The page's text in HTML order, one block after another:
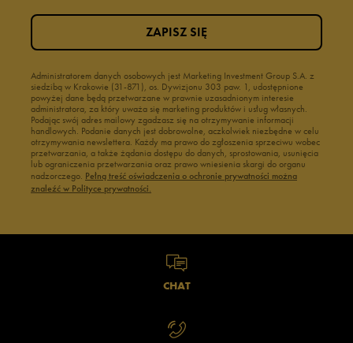
Administratorem danych osobowych jest Marketing Investment Group S.A. z
siedzibą w Krakowie (31-871), os. Dywizjonu 303 paw. 1, udostępnione
powyżej dane będą przetwarzane w prawnie uzasadnionym interesie
administratora, za który uważa się marketing produktów i usług własnych.
Podając swój adres mailowy zgadzasz się na otrzymywanie informacji
handlowych. Podanie danych jest dobrowolne, aczkolwiek niezbędne w celu
otrzymywania newslettera. Każdy ma prawo do zgłoszenia sprzeciwu wobec
przetwarzania, a także żądania dostępu do danych, sprostowania, usunięcia
lub ograniczenia przetwarzania oraz prawo wniesienia skargi do organu
nadzorczego. Pełną treść oświadczenia o ochronie prywatności można
znaleźć w Polityce prywatności.
ZAPISZ SIĘ
CHAT